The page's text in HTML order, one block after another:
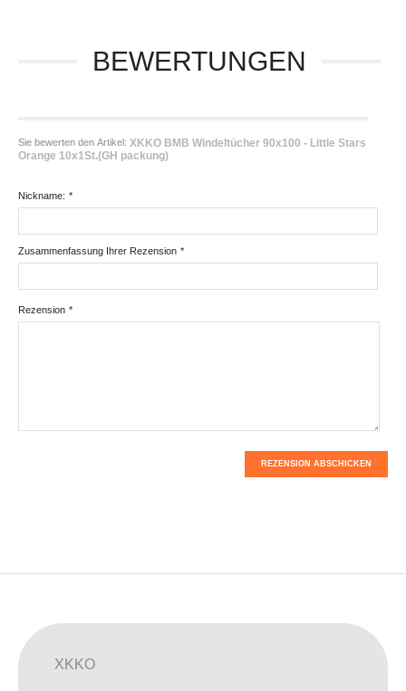
BEWERTUNGEN
Sie bewerten den Artikel: XKKO BMB Windeltücher 90x100 - Little Stars
Orange 10x1St.(GH packung)
*
Nickname:
*
Zusammenfassung Ihrer Rezension
*
Rezension
REZENSION ABSCHICKEN
XKKO